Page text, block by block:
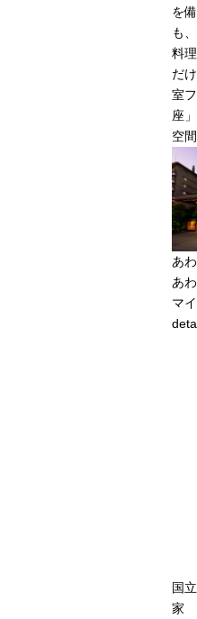
を
も
料
だ
室
座
空
あ
あ
マ
国
家